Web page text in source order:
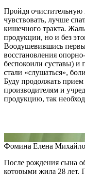
Пройдя очистительную
чувствовать, лучше
кишечного тракта.
продукции, но и без
Воодушевившись
восстановления
беспокоили суставы) и
стали «слушаться»,
Буду продолжать прием
производителям и
продукцию, так
Фомина Елена
После рождения сына
которыми жила 28 лет.